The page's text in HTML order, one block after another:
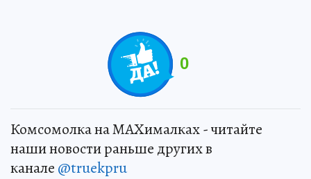
0
Комсомолка на MAXималках - читайте
наши новости раньше других в
канале @truekpru